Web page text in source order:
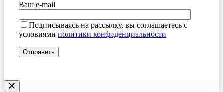
Ваш e-mail
Подписываясь на рассылку, вы соглашаетесь с
условиями политики конфиденциальности